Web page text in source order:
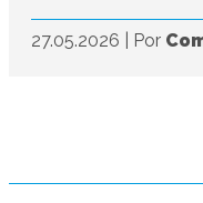
27.05.2026 Por